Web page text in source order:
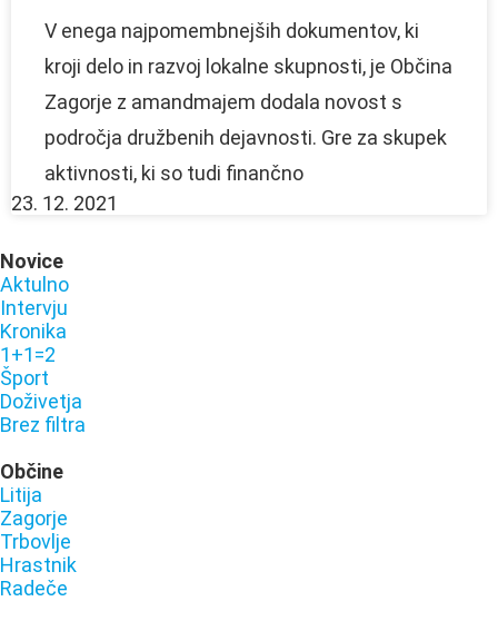
V enega najpomembnejših dokumentov, ki
kroji delo in razvoj lokalne skupnosti, je Občina
Zagorje z amandmajem dodala novost s
področja družbenih dejavnosti. Gre za skupek
aktivnosti, ki so tudi finančno
23. 12. 2021
Novice
Aktulno
Intervju
Kronika
1+1=2
Šport
Doživetja
Brez filtra
Občine
Litija
Zagorje
Trbovlje
Hrastnik
Radeče